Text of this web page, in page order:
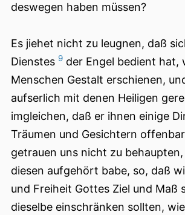
deswegen haben müssen?
Es jiehet nicht zu leugnen, daß
Dienstes 9 der Engel bedient hat,
Menschen Gestalt erschienen,
aufserlich mit denen Heiligen
imgleichen, daß er ihnen einige
Träumen und Gesichtern
getrauen uns nicht zu
diesen aufgehört babe, so, daß
und Freiheit Gottes Ziel und Maß
dieselbe einschränken sollten,